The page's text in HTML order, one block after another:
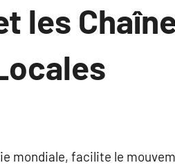
les
mondiale, facilite le